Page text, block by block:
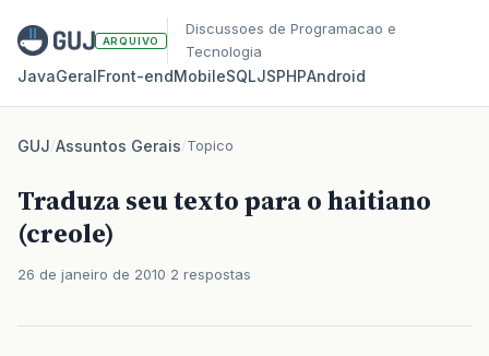
ARQUIVO
Discussoes de Programacao e
Tecnologia
JavaGeralFront‑endMobileSQLJSPHPAndroid
GUJ/Assuntos Gerais/Topico
Traduza seu texto para o haitiano
(creole)
26 de janeiro de 2010 2 respostas